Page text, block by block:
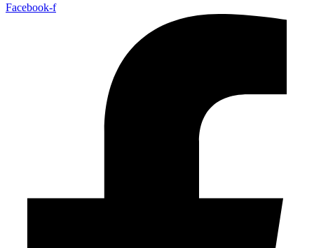
Facebook-f